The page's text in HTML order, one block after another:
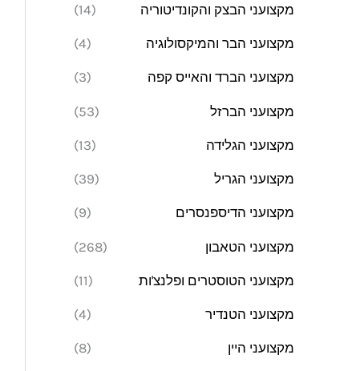
מקצועני הבצק והקונדיטוריה (14)
מקצועני הבר והמיקסולוגיה (4)
מקצועני הברד והאייס קפה (3)
מקצועני הברזל (53)
מקצועני הגלידה (13)
מקצועני הגריל (39)
מקצועני הדיספנסרים (9)
מקצועני הטאבון (268)
מקצועני הטוסטרים ופלנצ'ות (11)
מקצועני הטנדיר (4)
מקצועני היין (8)